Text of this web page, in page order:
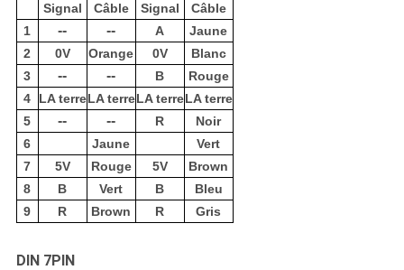
Signal
Câble Signal
Câble
1
-- -- A
Jaune
2
0V Orange 0V
Blanc
3
-- -- B
Rouge
4
LA terreLA terreLA terreLA terre
5
-- -- R
Noir
6
Jaune
Vert
7
5V Rouge 5V
Brown
8
B Vert B
Bleu
9
R Brown R Gris
DIN 7PIN